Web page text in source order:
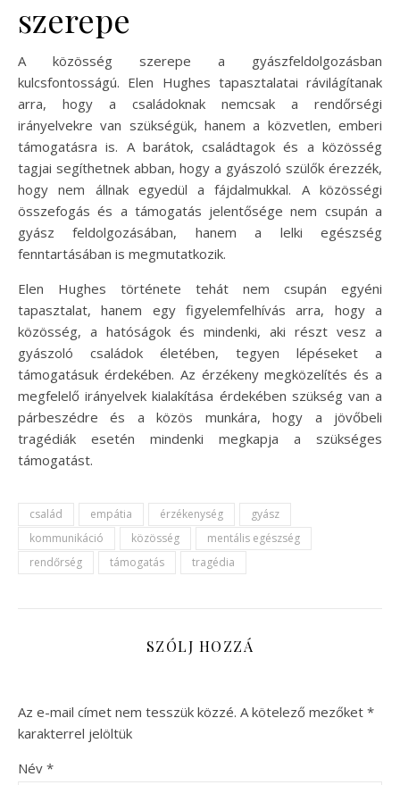
szerepe
A közösség szerepe a gyászfeldolgozásban
kulcsfontosságú. Elen Hughes tapasztalatai rávilágítanak
arra, hogy a családoknak nemcsak a rendőrségi
irányelvekre van szükségük, hanem a közvetlen, emberi
támogatásra is. A barátok, családtagok és a közösség
tagjai segíthetnek abban, hogy a gyászoló szülők érezzék,
hogy nem állnak egyedül a fájdalmukkal. A közösségi
összefogás és a támogatás jelentősége nem csupán a
gyász feldolgozásában, hanem a lelki egészség
fenntartásában is megmutatkozik.
Elen Hughes története tehát nem csupán egyéni
tapasztalat, hanem egy figyelemfelhívás arra, hogy a
közösség, a hatóságok és mindenki, aki részt vesz a
gyászoló családok életében, tegyen lépéseket a
támogatásuk érdekében. Az érzékeny megközelítés és a
megfelelő irányelvek kialakítása érdekében szükség van a
párbeszédre és a közös munkára, hogy a jövőbeli
tragédiák esetén mindenki megkapja a szükséges
támogatást.
család empátia érzékenység
gyász
kommunikáció
közösség
mentális egészség
rendőrség
támogatás tragédia
SZÓLJ HOZZÁ
Az e-mail címet nem tesszük közzé. A kötelező mezőket *
karakterrel jelöltük
Név *